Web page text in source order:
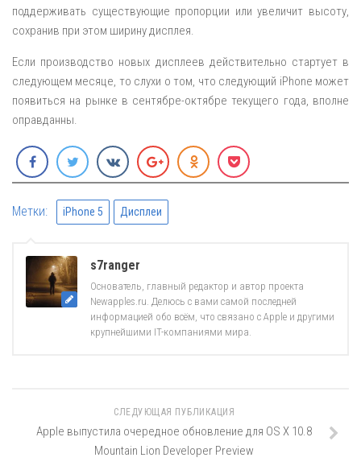
поддерживать существующие пропорции или увеличит высоту,
сохранив при этом ширину дисплея.
Если производство новых дисплеев действительно стартует в
следующем месяце, то слухи о том, что следующий iPhone может
появиться на рынке в сентябре-октябре текущего года, вполне
оправданны.
Метки: iPhone 5 Дисплеи
s7ranger
Основатель, главный редактор и автор проекта
Newapples.ru. Делюсь с вами самой последней
информацией обо всём, что связано с Apple и другими
крупнейшими IT-компаниями мира.
СЛЕДУЮЩАЯ ПУБЛИКАЦИЯ
Apple выпустила очередное обновление для OS X 10.8
Mountain Lion Developer Preview